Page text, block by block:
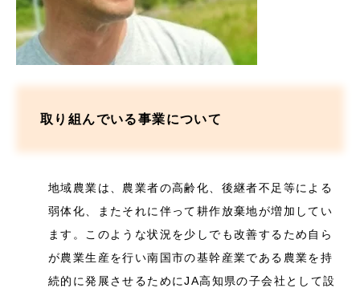
取り組んでいる事業について
地域農業は、農業者の高齢化、後継者不足等による
弱体化、またそれに伴って耕作放棄地が増加してい
ます。このような状況を少しでも改善するため自ら
が農業生産を行い南国市の基幹産業である農業を持
続的に発展させるためにJA高知県の子会社として設